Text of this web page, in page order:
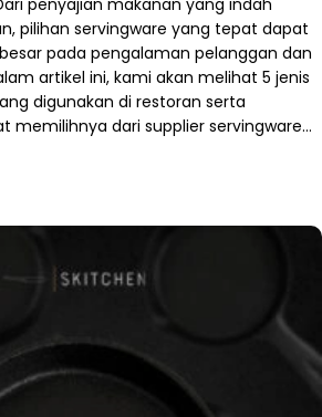
pilihan servingware yang tepat dapat
pada pengalaman pelanggan dan
artikel ini, kami akan melihat 5 jenis
digunakan di restoran serta
memilihnya dari supplier servingware…